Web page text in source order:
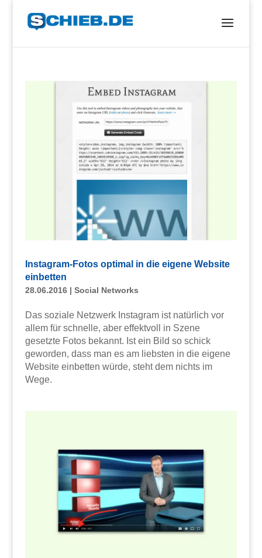
Instagram-Fotos optimal in die eigene Website
einbetten
28.06.2016| Social Networks
Das soziale Netzwerk Instagram ist natürlich vor
allem für schnelle, aber effektvoll in Szene
gesetzte Fotos bekannt. Ist ein Bild so schick
geworden, dass man es am liebsten in die eigene
Website einbetten würde, steht dem nichts im
Wege.